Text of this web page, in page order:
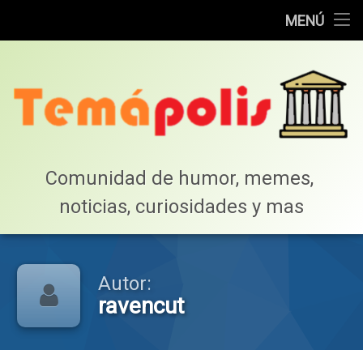
MENÚ
Lista de Megapost
Tabla de puntos
Comunidad de humor, memes,
noticias, curiosidades y mas
Autor:
ravencut